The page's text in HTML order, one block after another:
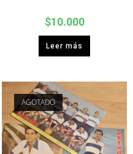
$10.000
Leer más
AGOTADO